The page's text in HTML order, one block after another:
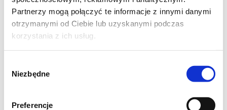
Partnerzy mogą połączyć te informacje z innymi danymi
otrzymanymi od Ciebie lub uzyskanymi podczas
korzystania z ich usług.
zgody
Niezbędne
Preferencje